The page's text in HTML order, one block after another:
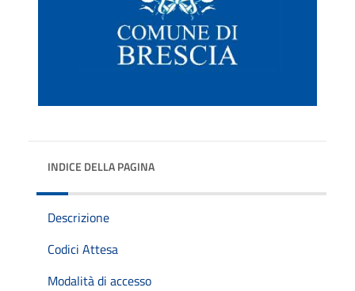
INDICE DELLA PAGINA
Descrizione
Codici Attesa
Modalità di accesso